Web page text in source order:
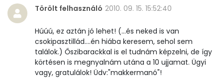
Törölt felhasználó 2010. 09. 15. 15:52:40
Húúú, ez aztán jó lehet! (...és neked is van
csokipasztillád....én hiába keresem, sehol sem
találok.) Őszibarackkal is el tudnám képzelni, de így
körtésen is megnyalnám utána a 10 ujjamat. Ügyi
vagy, gratulálok! Üdv:"makkermanó"!